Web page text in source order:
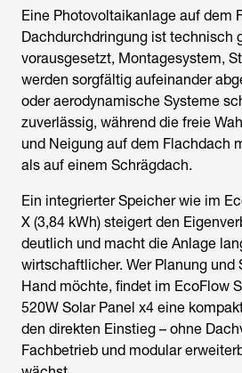
Eine Photovoltaikanlage auf dem
Dachdurchdringung ist technisch
vorausgesetzt, Montagesystem,
werden sorgfältig aufeinander
oder aerodynamische Systeme
zuverlässig, während die freie
und Neigung auf dem Flachdach
als auf einem Schrägdach.
Ein integrierter Speicher wie im
X (3,84 kWh) steigert den
deutlich und macht die Anlage
wirtschaftlicher. Wer Planung und
Hand möchte, findet im EcoFlow
520W Solar Panel x4 eine
den direkten Einstieg – ohne
Fachbetrieb und modular